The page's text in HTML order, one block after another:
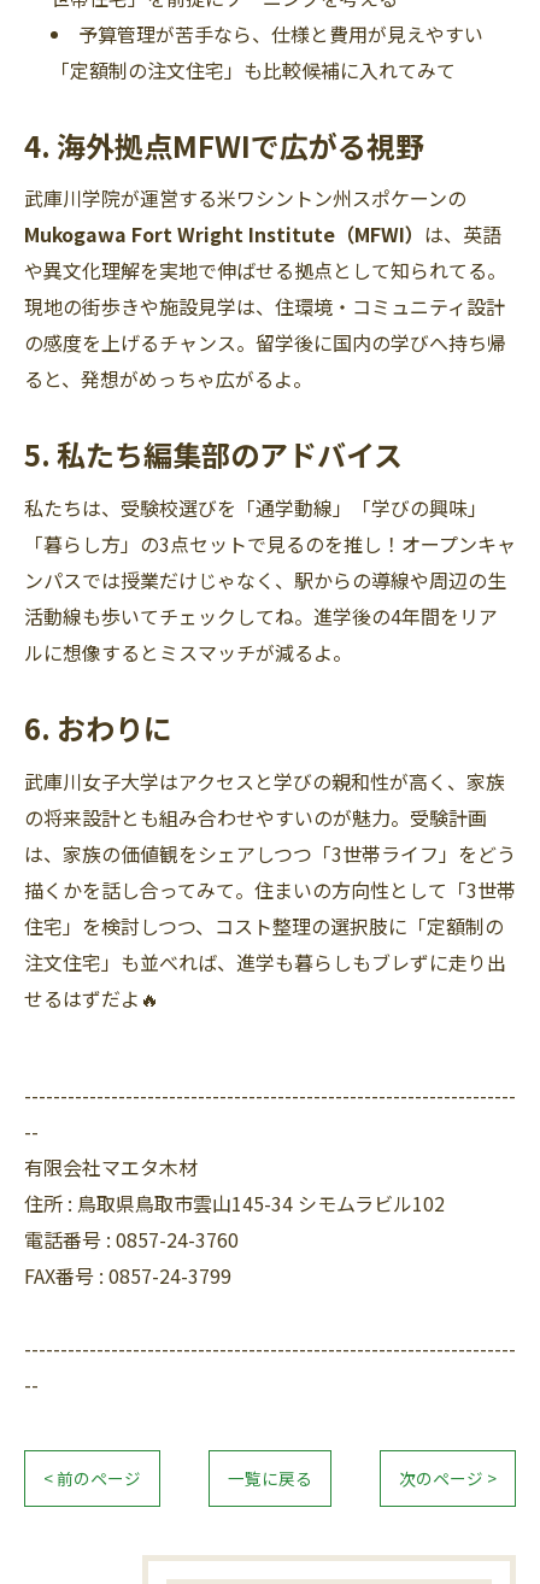
予算管理が苦手なら、仕様と費用が見えやすい
「定額制の注文住宅」も比較候補に入れてみて
4. 海外拠点MFWIで広がる視野
武庫川学院が運営する米ワシントン州スポケーンの
Mukogawa Fort Wright Institute（MFWI） は、英語
や異文化理解を実地で伸ばせる拠点として知られてる。
現地の街歩きや施設見学は、住環境・コミュニティ設計
の感度を上げるチャンス。留学後に国内の学びへ持ち帰
ると、発想がめっちゃ広がるよ。
5. 私たち編集部のアドバイス
私たちは、受験校選びを「通学動線」「学びの興味」
「暮らし方」の3点セットで見るのを推し！オープンキャ
ンパスでは授業だけじゃなく、駅からの導線や周辺の生
活動線も歩いてチェックしてね。進学後の4年間をリア
ルに想像するとミスマッチが減るよ。
6. おわりに
武庫川女子大学はアクセスと学びの親和性が高く、家族
の将来設計とも組み合わせやすいのが魅力。受験計画
は、家族の価値観をシェアしつつ「3世帯ライフ」をどう
描くかを話し合ってみて。住まいの方向性として「3世帯
住宅」を検討しつつ、コスト整理の選択肢に「定額制の
注文住宅」も並べれば、進学も暮らしもブレずに走り出
せるはずだよ🔥
--------------------------------------------------------------------
--
有限会社マエタ木材
住所 : 鳥取県鳥取市雲山145-34 シモムラビル102
電話番号 : 0857-24-3760
FAX番号 : 0857-24-3799
--------------------------------------------------------------------
--
< 前のページ 一覧に戻る 次のページ >